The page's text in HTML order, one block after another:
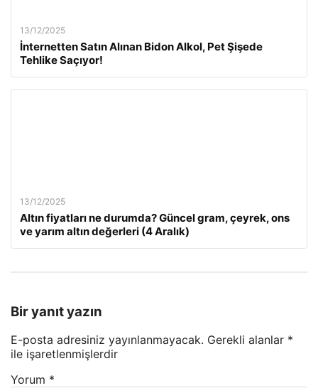
13/12/2025
İnternetten Satın Alınan Bidon Alkol, Pet Şişede
Tehlike Saçıyor!
13/12/2025
Altın fiyatları ne durumda? Güncel gram, çeyrek, ons
ve yarım altın değerleri (4 Aralık)
Bir yanıt yazın
E-posta adresiniz yayınlanmayacak. Gerekli alanlar *
ile işaretlenmişlerdir
Yorum *